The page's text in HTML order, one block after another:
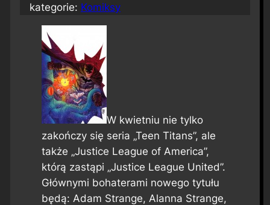
kategorie: Komiksy
W kwietniu nie tylko
zakończy się seria „Teen Titans”, ale
także „Justice League of America”,
którą zastąpi „Justice League United”.
Głównymi bohaterami nowego tytułu
będą: Adam Strange, Alanna Strange,